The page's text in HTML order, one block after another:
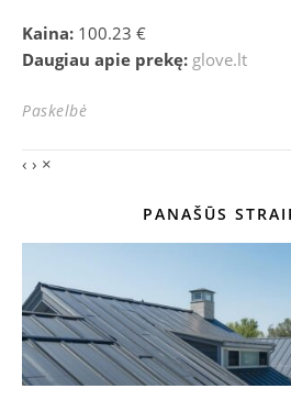
Kaina: 100.23 €
Daugiau apie prekę: glove.lt
Paskelbė
‹ › ×
PANAŠŪS